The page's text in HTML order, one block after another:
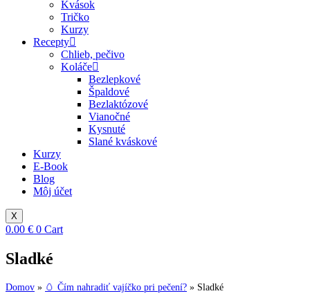
Kvások
Tričko
Kurzy
Recepty
Chlieb, pečivo
Koláče
Bezlepkové
Špaldové
Bezlaktózové
Vianočné
Kysnuté
Slané kváskové
Kurzy
E-Book
Blog
Môj účet
X
0.00 € 0 Cart
Sladké
Domov » 🥚 Čím nahradiť vajíčko pri pečení? » Sladké